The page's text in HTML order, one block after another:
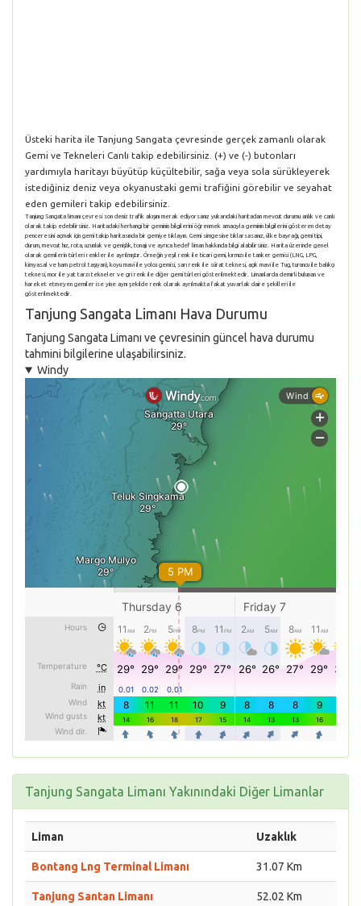
Üsteki harita ile Tanjung Sangata çevresinde gerçek zamanlı olarak
Gemi ve Tekneleri Canlı takip edebilirsiniz. (+) ve (-) butonları
yardımıyla haritayı büyütüp küçültebilir, sağa veya sola sürükleyerek
istediğiniz deniz veya okyanustaki gemi trafiğini görebilir ve seyahat
eden gemileri takip edebilirsiniz.
Tanjung Sangata limanı çevresi son deniz trafik akışını merak ediyorsanız yukarıdaki haritadan mevcut durumu anlık ve canlı
olarak takip edebilirsiniz. Haritadaki herhangi bir geminin bilgilerini öğrenmek amacıyla geminin bilgilerini gösteren detay
penceresini açmak için gemi takip haritasında bir gemiye tıklayın. Gemi simgesine tıklarsasanız, ülke bayrağı, gemi tipi,
durum, mevcut hız, rota, uzunluk ve genişlik, tonajı ve ayrıca hedef liman hakkında bilgi alabilirsiniz. Harita üzerinde genel
olarak gemilerin türleri renkler ile ayrılmıştır. Örneğin yeşil renk ile ticari gemi, kırmızı ile tanker gemisi (LNG, LPG,
kimyasal ve ham petrol taşıyan), koyu mavi ile yolcu gemisi, sarı renk ile sürat teknesi, açık mavi ile Tug, turuncu ile balıkçı
teknesi, mor ile yat tarzı tekneler ve gri renk ile diğer gemi türleri gösterilmektedir. Limanlarda demirli bulunan ve
hareket etmeyen gemiler ise yine aynı şekilde renk olarak ayrılmakta fakat yuvarlak daire şekilleri ile
gösterilmektedir.
Tanjung Sangata Limanı Hava Durumu
Tanjung Sangata Limanı ve çevresinin güncel hava durumu
tahmini bilgilerine ulaşabilirsiniz.
Windy
Tanjung Sangata Limanı Yakınındaki Diğer Limanlar
Liman Uzaklık
Bontang Lng Terminal Limanı 31.07 Km
Tanjung Santan Limanı 52.02 Km